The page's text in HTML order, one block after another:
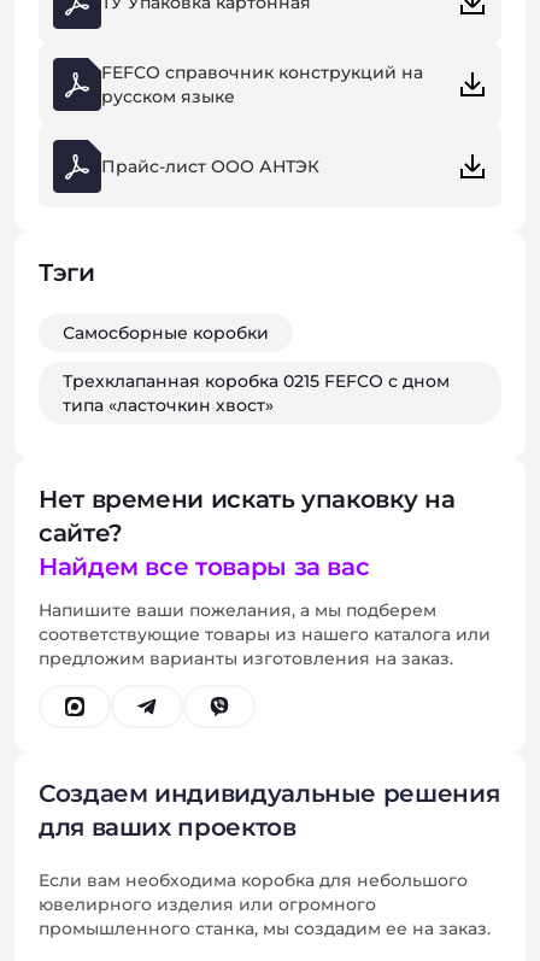
FEFCO справочник конструкций на
русском языке
Прайс-лист ООО АНТЭК
Тэги
Самосборные коробки
Трехклапанная коробка 0215 FEFCO с дном
типа «ласточкин хвост»
Нет времени искать упаковку на
сайте?
Найдем все товары за вас
Напишите ваши пожелания, а мы подберем
соответствующие товары из нашего каталога или
предложим варианты изготовления на заказ.
Создаем индивидуальные решения
для ваших проектов
Если вам необходима коробка для небольшого
ювелирного изделия или огромного
промышленного станка, мы создадим ее на заказ.